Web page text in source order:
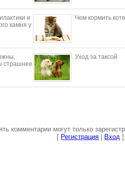
и
камня у
Чем кормить
страшнее
Уход за таксой
комментарии могут только
[ Регистрация Вход ]